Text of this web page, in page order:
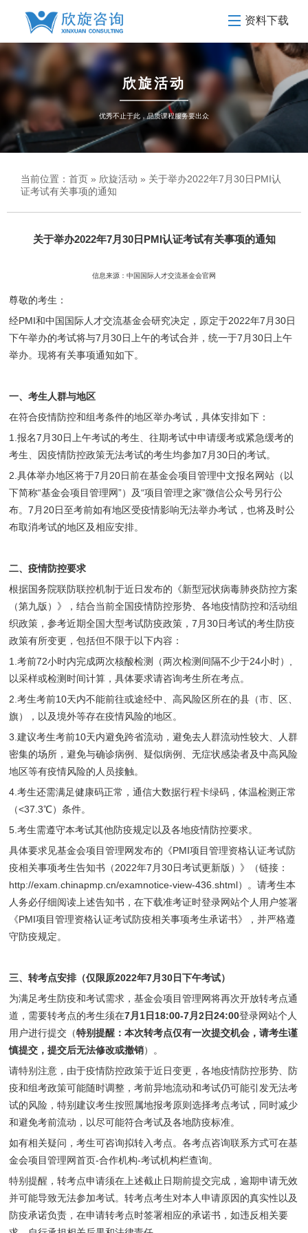
资料下载
欣旋活动
优秀不止于此，品质课程服务要出众
当前位置： 首页 » 欣旋活动 » 关于举办2022年7月30日PMI认
证考试有关事项的通知
关于举办2022年7月30日PMI认证考试有关事项的通知
信息来源：中国国际人才交流基金会官网
尊敬的考生：
经PMI和中国国际人才交流基金会研究决定，原定于2022年7月30日
下午举办的考试将与7月30日上午的考试合并，统一于7月30日上午
举办。现将有关事项通知如下。
一、考生人群与地区
在符合疫情防控和组考条件的地区举办考试，具体安排如下：
1.报名7月30日上午考试的考生、往期考试中申请缓考或紧急缓考的
考生、因疫情防控政策无法考试的考生均参加7月30日的考试。
2.具体举办地区将于7月20日前在基金会项目管理中文报名网站（以
下简称“基金会项目管理网”）及“项目管理之家”微信公众号另行公
布。7月20日至考前如有地区受疫情影响无法举办考试，也将及时公
布取消考试的地区及相应安排。
二、疫情防控要求
根据国务院联防联控机制于近日发布的《新型冠状病毒肺炎防控方案
（第九版）》，结合当前全国疫情防控形势、各地疫情防控和活动组
织政策，参考近期全国大型考试防疫政策，7月30日考试的考生防疫
政策有所变更，包括但不限于以下内容：
1.考前72小时内完成两次核酸检测（两次检测间隔不少于24小时）,
以采样或检测时间计算，具体要求请咨询考生所在考点。
2.考生考前10天内不能前往或途经中、高风险区所在的县（市、区、
旗），以及境外等存在疫情风险的地区。
3.建议考生考前10天内避免跨省流动，避免去人群流动性较大、人群
密集的场所，避免与确诊病例、疑似病例、无症状感染者及中高风险
地区等有疫情风险的人员接触。
4.考生还需满足健康码正常，通信大数据行程卡绿码，体温检测正常
（<37.3℃）条件。
5.考生需遵守本考试其他防疫规定以及各地疫情防控要求。
具体要求见基金会项目管理网发布的《PMI项目管理资格认证考试防
疫相关事项考生告知书（2022年7月30日考试更新版）》（链接：
http://exam.chinapmp.cn/examnotice-view-436.shtml）。请考生本
人务必仔细阅读上述告知书，在下载准考证时登录网站个人用户签署
《PMI项目管理资格认证考试防疫相关事项考生承诺书》，并严格遵
守防疫规定。
三、转考点安排（仅限原2022年7月30日下午考试）
为满足考生防疫和考试需求，基金会项目管理网将再次开放转考点通
道，需要转考点的考生须在7月1日18:00-7月2日24:00登录网站个人
用户进行提交（特别提醒：本次转考点仅有一次提交机会，请考生谨
慎提交，提交后无法修改或撤销）。
请特别注意，由于疫情防控政策于近日变更，各地疫情防控形势、防
疫和组考政策可能随时调整，考前异地流动和考试仍可能引发无法考
试的风险，特别建议考生按照属地报考原则选择考点考试，同时减少
和避免考前流动，以尽可能符合考试及各地防疫标准。
如有相关疑问，考生可咨询拟转入考点。各考点咨询联系方式可在基
金会项目管理网首页-合作机构-考试机构栏查询。
特别提醒，转考点申请须在上述截止日期前提交完成，逾期申请无效
并可能导致无法参加考试。转考点考生对本人申请原因的真实性以及
防疫承诺负责，在申请转考点时签署相应的承诺书，如违反相关要